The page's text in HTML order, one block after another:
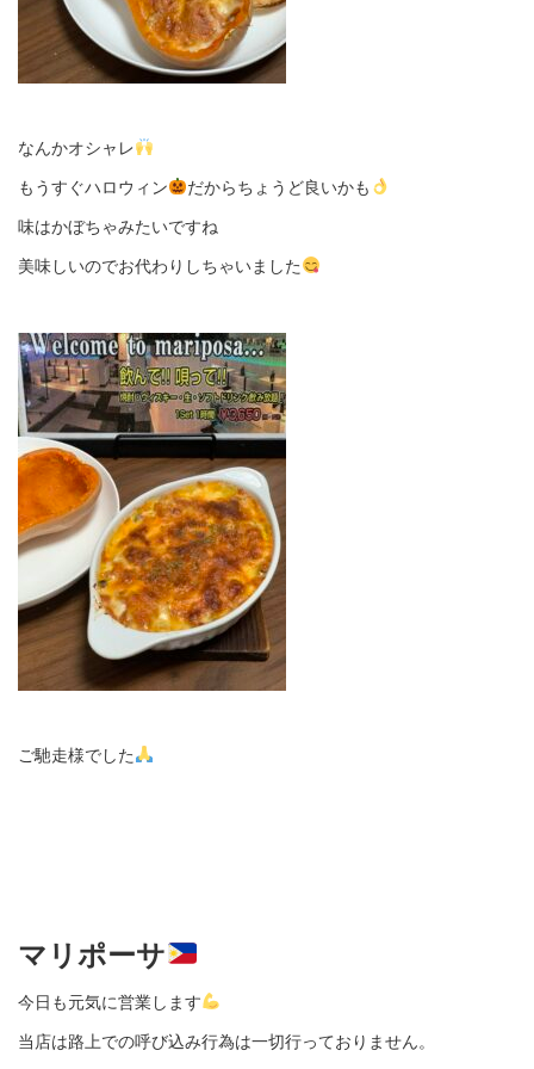
なんかオシャレ
もうすぐハロウィン だからちょうど良いかも
味はかぼちゃみたいですね
美味しいのでお代わりしちゃいました
ご馳走様でした
マリポーサ
今日も元気に営業します
当店は路上での呼び込み行為は一切行っておりません。